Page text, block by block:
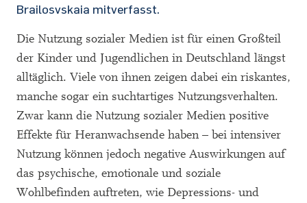
Brailosvskaia mitverfasst.
Die Nutzung sozialer Medien ist für einen Großteil
der Kinder und Jugendlichen in Deutschland längst
alltäglich. Viele von ihnen zeigen dabei ein riskantes,
manche sogar ein suchtartiges Nutzungsverhalten.
Zwar kann die Nutzung sozialer Medien positive
Effekte für Heranwachsende haben – bei intensiver
Nutzung können jedoch negative Auswirkungen auf
das psychische, emotionale und soziale
Wohlbefinden auftreten, wie Depressions- und